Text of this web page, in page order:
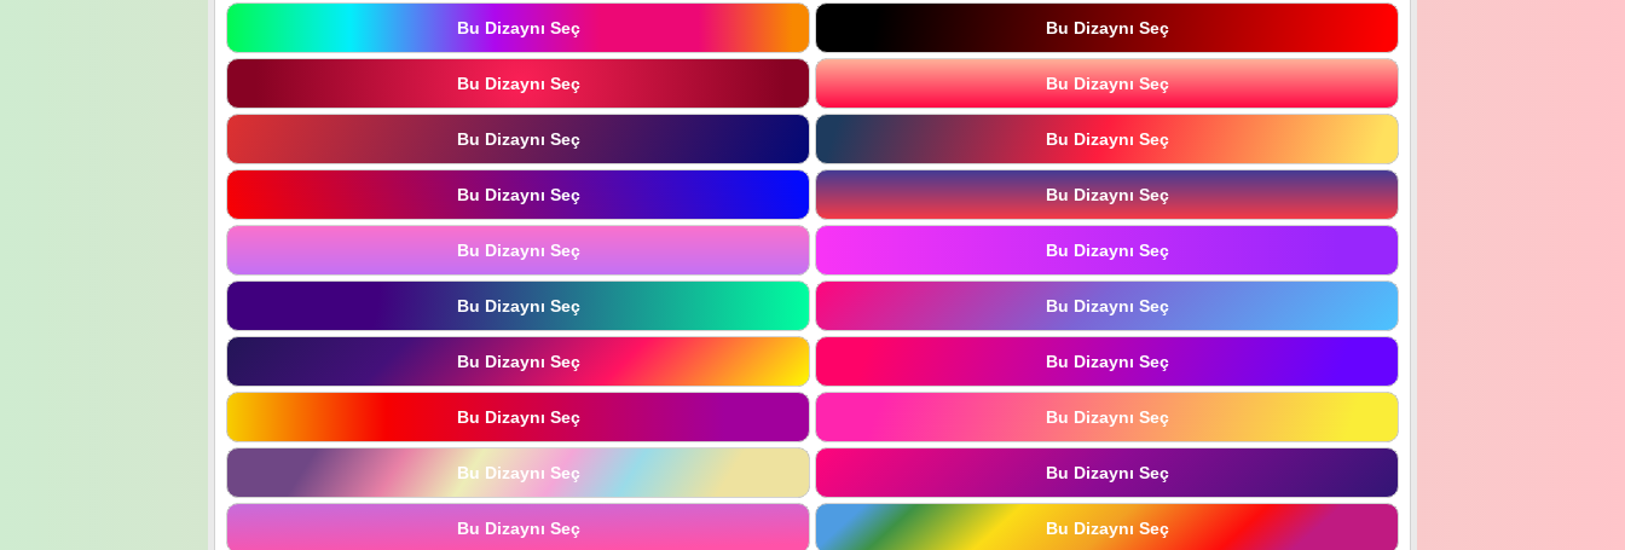
Bu Dizaynı Seç Bu Dizaynı Seç
Bu Dizaynı Seç Bu Dizaynı Seç
Bu Dizaynı Seç Bu Dizaynı Seç
Bu Dizaynı Seç Bu Dizaynı Seç
Bu Dizaynı Seç Bu Dizaynı Seç
Bu Dizaynı Seç Bu Dizaynı Seç
Bu Dizaynı Seç Bu Dizaynı Seç
Bu Dizaynı Seç Bu Dizaynı Seç
Bu Dizaynı Seç Bu Dizaynı Seç
Bu Dizaynı Seç Bu Dizaynı Seç